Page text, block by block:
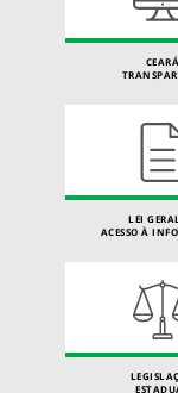
CEARÁ
LEI
ACESSO À